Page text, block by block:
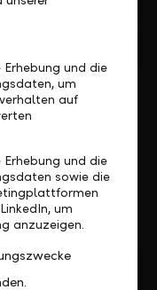
Erhebung und die
um
auf
Erhebung und die
sowie die
um
anzuzeigen.